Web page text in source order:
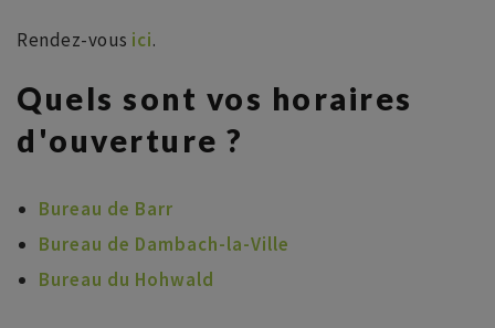
Rendez-vous ici.
Quels sont vos horaires
d'ouverture ?
Bureau de Barr
Bureau de Dambach-la-Ville
Bureau du Hohwald